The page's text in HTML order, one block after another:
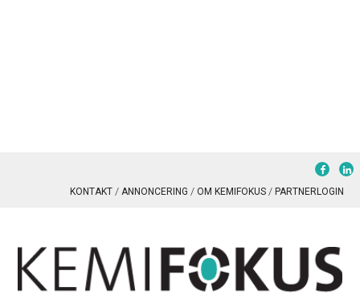
KONTAKT ANNONCERING OM KEMIFOKUS PARTNERLOGIN